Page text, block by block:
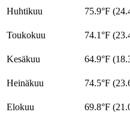
Huhtikuu
75.9°F
Toukokuu 74.1°F
Kesäkuu 64.9°F
Heinäkuu 74.5°F
Elokuu 69.8°F